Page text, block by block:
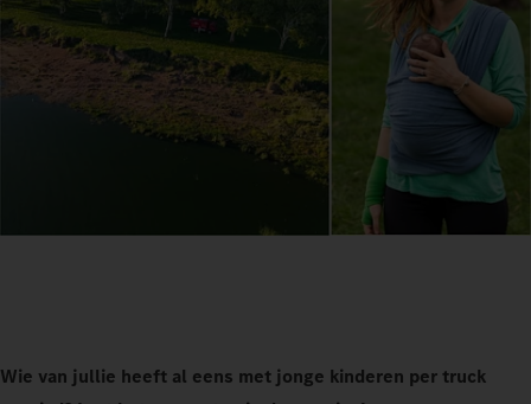
Wie van jullie heeft al eens met jonge kinderen per truck